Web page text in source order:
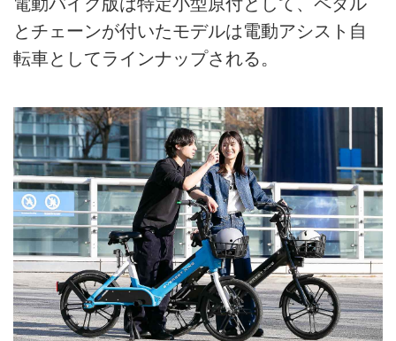
とチェーンが付いたモデルは電動アシスト自
転車としてラインナップされる。